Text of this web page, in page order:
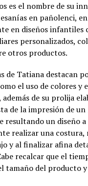
es el nombre de su
en pañolenci,
en diseños infantiles
personalizados,
otros productos.
de Tatiana destacan
el uso de colores y
de su prolija
de la impresión de un
resultando un diseño a
realizar una costura,
y al finalizar afina
recalcar que el
tamaño del producto